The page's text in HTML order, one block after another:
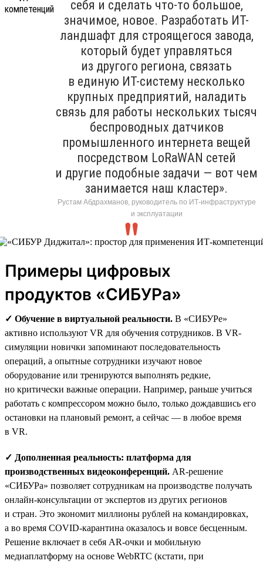
себя и сделать что-то большое,
значимое, новое. Разработать ИТ-
ландшафт для строящегося завода,
который будет управляться
из другого региона, связать
в единую ИТ-систему несколько
крупных предприятий, наладить
связь для работы нескольких тысяч
беспроводных датчиков
промышленного интернета вещей
посредством LoRaWAN сетей
и другие подобные задачи — вот чем
занимается наш кластер».
Рустам Абдрахманов, руководитель по ИТ-инфраструктуре
и эксплуатации
Примеры цифровых
продуктов «СИБУРа»
✓ Обучение в виртуальной реальности. В «СИБУРе»
активно используют VR для обучения сотрудников. В VR-
симуляции новички запоминают последовательность
операций, а опытные сотрудники изучают новое
оборудование или тренируются выполнять редкие,
но критически важные операции. Например, раньше учиться
работать с компрессором можно было, только дождавшись его
остановки на плановый ремонт, а сейчас — в любое время
в VR.
✓ Дополненная реальность: платформа для
производственных видеоконференций. AR-решение
«СИБУРа» позволяет сотрудникам на производстве получать
онлайн-консультации от экспертов из других регионов
и стран. Это экономит миллионы рублей на командировках,
а во время COVID-карантина оказалось и вовсе бесценным.
Решение включает в себя AR-очки и мобильную
медиаплатформу на основе WebRTC (кстати, при